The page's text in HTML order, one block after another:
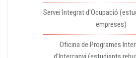
Servei Integrat d'Ocupació
empreses)
Oficina de Programes